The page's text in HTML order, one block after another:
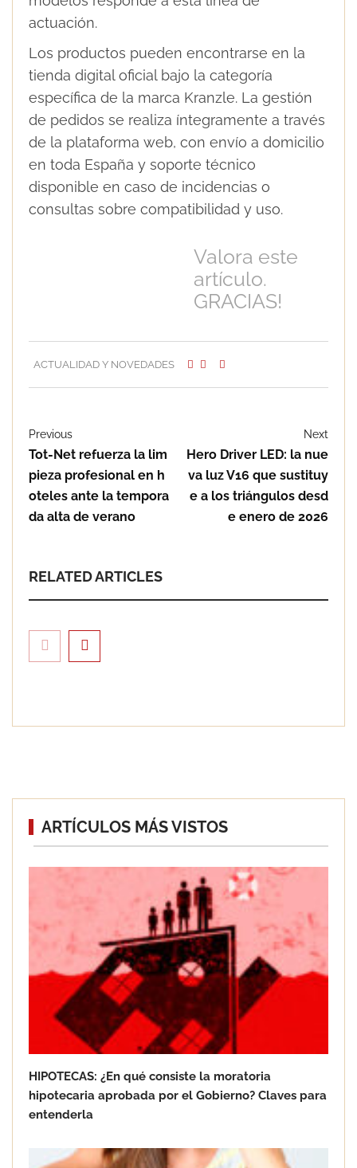
actuación.
Los productos pueden encontrarse en la
tienda digital oficial bajo la categoría
específica de la marca Kranzle. La gestión
de pedidos se realiza íntegramente a través
de la plataforma web, con envío a domicilio
en toda España y soporte técnico
disponible en caso de incidencias o
consultas sobre compatibilidad y uso.
Valora este
artículo.
GRACIAS!
ACTUALIDAD Y NOVEDADES
Previous
Tot-Net refuerza la lim
pieza profesional en h
oteles ante la tempora
da alta de verano
Next
Hero Driver LED: la nue
va luz V16 que sustituy
e a los triángulos desd
e enero de 2026
RELATED ARTICLES
Eagle Waterproofing recomienda
revisar la impermeabilización de las
viviendas antes de las vacaciones
Servimudanzas supera las 3.000
reseñas con 4,8 estrellas en mudanzas
en Barcelona
ARTÍCULOS MÁS VISTOS
HIPOTECAS: ¿En qué consiste la moratoria
hipotecaria aprobada por el Gobierno? Claves para
entenderla